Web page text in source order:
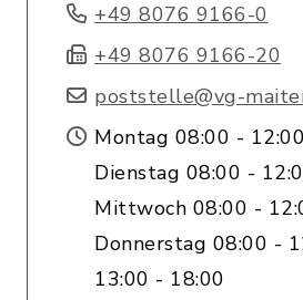
+49 8076 9166-0
+49 8076 9166-20
poststelle@vg-
Montag 08:00 - 12:00
Dienstag 08:00 -
Mittwoch 08:00 -
Donnerstag 08:00 -
13:00 - 18:00